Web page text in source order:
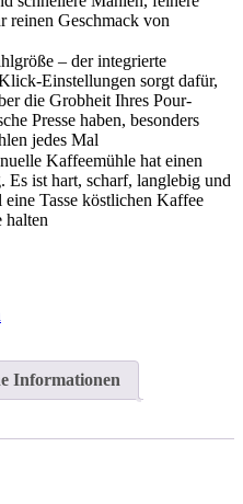
reinen Geschmack von
– der integrierte
Einstellungen sorgt dafür,
die Grobheit Ihres Pour-
Presse haben, besonders
jedes Mal
Kaffeemühle hat einen
Es ist hart, scharf, langlebig und
Tasse köstlichen Kaffee
halten
Informationen